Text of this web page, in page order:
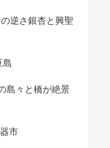
逆さ銀杏と興聖
島
島々と橋が絶景
市